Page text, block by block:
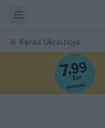
Karas Ukrainoje